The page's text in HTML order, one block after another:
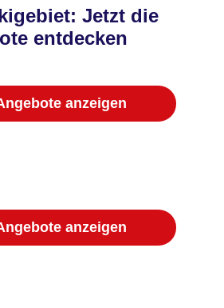
Skilifte und
eingezeichnet.
Jetzt die
entdecken
anzeigen
anzeigen